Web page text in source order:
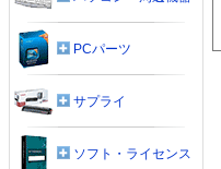
PCパーツ
サプライ
ソフト・ライセンス